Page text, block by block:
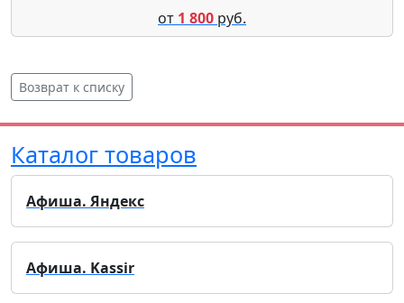
от 1 800 руб.
Возврат к списку
Каталог товаров
Афиша. Яндекс
Афиша. Kassir